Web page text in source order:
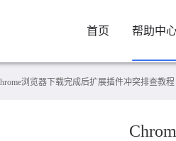
首页 帮助中
浏览器下载完成后扩展插件冲突排查教程